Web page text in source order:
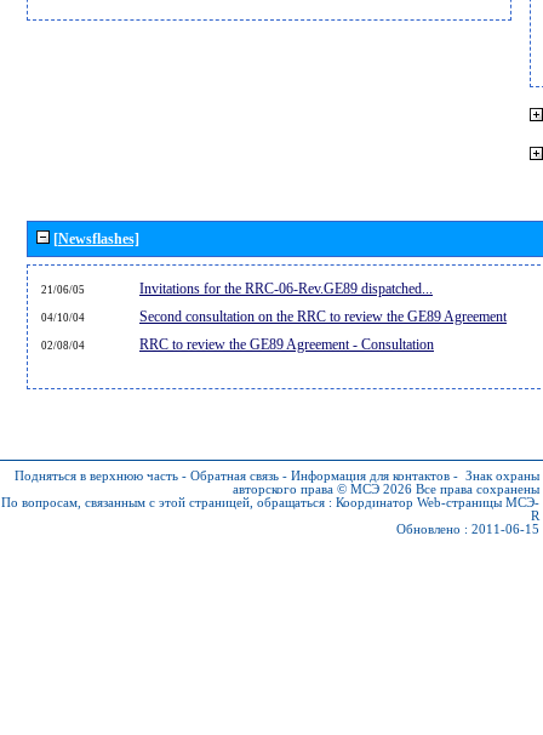
[Newsflashes]
21/06/05 Invitations for the RRC-06-Rev.GE89 dispatched...
04/10/04 Second consultation on the RRC to review the GE89 Agreement
02/08/04 RRC to review the GE89 Agreement - Consultation
Подняться в верхнюю часть - Обратная связь - Информация для контактов - Знак охраны
авторского права © МСЭ 2026 Все права сохранены
По вопросам, связанным с этой страницей, обращаться : Координатор Web-страницы МСЭ-
R
Обновлено : 2011-06-15